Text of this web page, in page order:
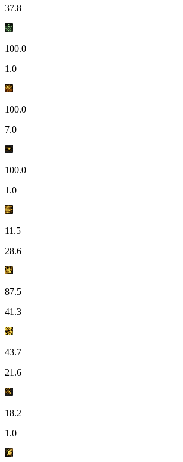
37.8
100.0
1.0
100.0
7.0
100.0
1.0
11.5
28.6
87.5
41.3
43.7
21.6
18.2
1.0